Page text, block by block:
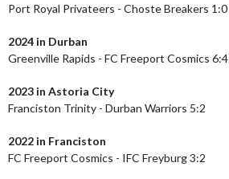
Port Royal Privateers - Choste Breakers 1:0
2024 in Durban
Greenville Rapids - FC Freeport Cosmics 6:4
2023 in Astoria City
Franciston Trinity - Durban Warriors 5:2
2022 in Franciston
FC Freeport Cosmics - IFC Freyburg 3:2